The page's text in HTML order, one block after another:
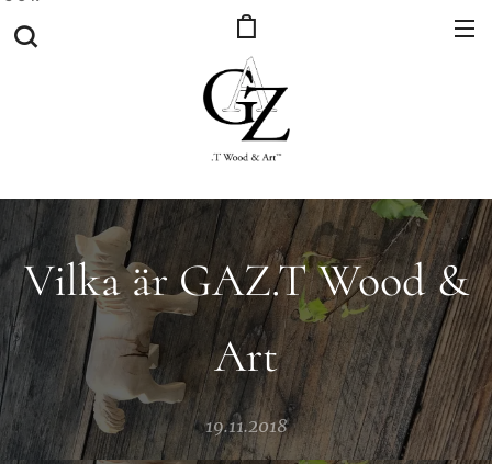
Vilka är GAZ.T Wood &
Art
19.11.2018